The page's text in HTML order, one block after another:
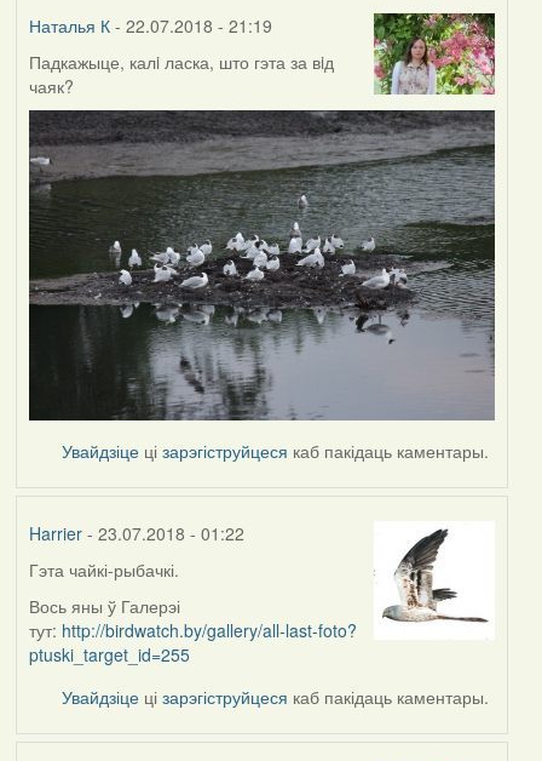
Наталья К- 22.07.2018 - 21:19
Падкажыце, калi ласка, што гэта за вiд
чаяк?
Увайдзіце цізарэгіструйцеся каб пакідаць каментары.
Harrier- 23.07.2018 - 01:22
In
reply
to
by
Гэта чайкі-рыбачкі.
Вось яны ў Галерэі
тут: http://birdwatch.by/gallery/all-last-foto?
ptuski_target_id=255
Увайдзіце цізарэгіструйцеся каб пакідаць каментары.